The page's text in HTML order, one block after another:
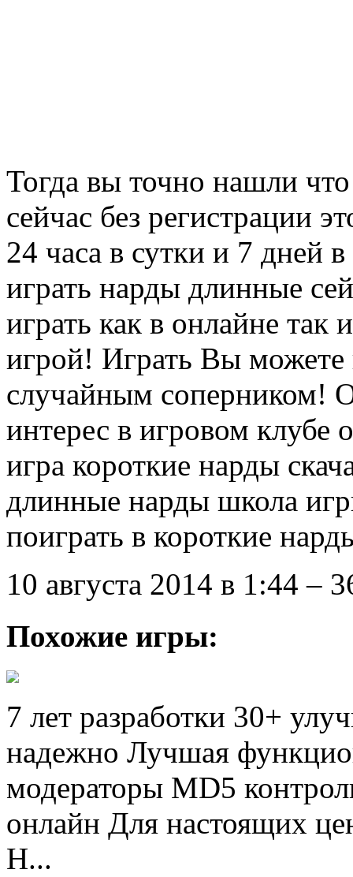
Тогда вы точно нашли
сейчас без регистрации
24 часа в сутки и 7 дней
играть нарды длинные
играть как в онлайне так
игрой! Играть Вы можете
случайным соперником!
интерес в игровом клубе
игра короткие нарды
длинные нарды школа
поиграть в короткие
10 августа 2014 в 1:44 –
Похожие игры:
7 лет разработки 30+
надежно Лучшая
модераторы MD5
онлайн Для настоящих
Н...